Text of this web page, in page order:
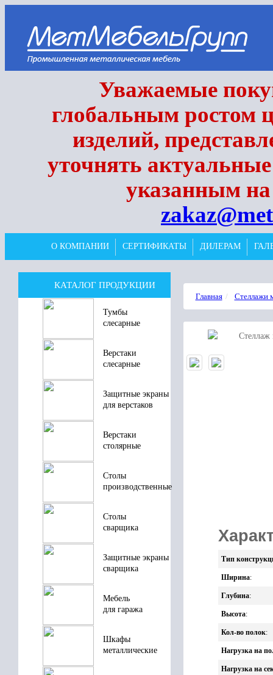
Уважаемые
глобальным ростом
изделий,
уточнять
указанным на
О КОМПАНИИ СЕРТИФИКАТЫ ДИЛЕРАМ
КАТАЛОГ ПРОДУКЦИИ
Тумбы
слесарные
Верстаки
слесарные
Защитные экраны
для верстаков
Верстаки
столярные
Столы
производственные
Столы
сварщика
Защитные экраны
сварщика
Мебель
для гаража
Шкафы
металлические
Главная Стеллажи
Тип
Ширина:
Глубина:
Высота:
Кол-во полок:
Нагрузка на
Нагрузка на